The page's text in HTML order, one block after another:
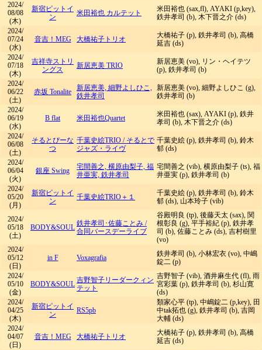
2024/
08/08
(木)
新宿ピットイ
ン
米田裕也 カルテット
米田裕也 (sax,fl), AYAKI (p,key),
鉄井孝司 (b), 木下晋之介 (ds)
2024/
07/24
(水)
音吉！MEG 大橋祐子トリオ
大橋祐子 (p), 鉄井孝司 (b), 高橋
延吉 (ds)
2024/
07/18
(木)
吉祥寺ストリ
ングス
新居恵美 TRIO
新居恵美 (vo), リン・ヘイテツ
(p), 鉄井孝司 (b)
2024/
06/22
(土)
赤坂 Tonalite
新居恵美, 細野よしひこ,
鉄井孝司
新居恵美 (vo), 細野よしひこ (g),
鉄井孝司 (b)
2024/
06/19
(水)
B flat 米田裕也Quartet
米田裕也 (sax), AYAKI (p), 鉄井
孝司 (b), 木下晋之介 (ds)
2024/
06/08
(土)
そるとぴーな
つ
千葉史絵TRIO / そるとで
ジャズ・ライヴ
千葉史絵 (p), 鉄井孝司 (b), 鈴木
郁 (ds)
2024/
06/04
(火)
銀座 Swing
宅間善之, 横原由梨子, 福
井亜実, 鉄井孝司
宅間善之 (vib), 横原由梨子 (ts), 福
井亜実 (p), 鉄井孝司 (b)
2024/
05/20
(月)
新宿ピットイ
ン
千葉史絵TRIO＋１
千葉史絵 (p), 鉄井孝司 (b), 鈴木
郁 (ds), 山本玲子 (vib)
2024/
05/18
(土)
BODY&SOUL 鉄井孝司･佐藤ことみ /
合同バースデーライブ
谷殿明良 (tp), 後藤天太 (sax), 関
根彰良 (g), 平手裕紀 (p), 鉄井孝
司 (b), 佐藤ことみ (ds), 吉村樹里
(vo)
2024/
05/12
(日)
in F Voxagrafia
鉄井孝司 (b), 小林宏衣 (vo), 中嶋
錠二 (p)
2024/
05/10
(金)
BODY&SOUL 吉野智子リーダークィン
テット
吉野智子 (vib), 酒井麻生代 (fl), 雨
宮彩葉 (p), 鉄井孝司 (b), 杉山寛
(ds)
2024/
04/25
(木)
新宿ピットイ
ン
RS5pb
類家心平 (tp), 中嶋錠二 (p,key), 田
中tak拓也 (g), 鉄井孝司 (b), 吉岡
大輔 (ds)
2024/
04/07
(日)
音吉！MEG 大橋祐子トリオ
大橋祐子 (p), 鉄井孝司 (b), 高橋
延吉 (ds)